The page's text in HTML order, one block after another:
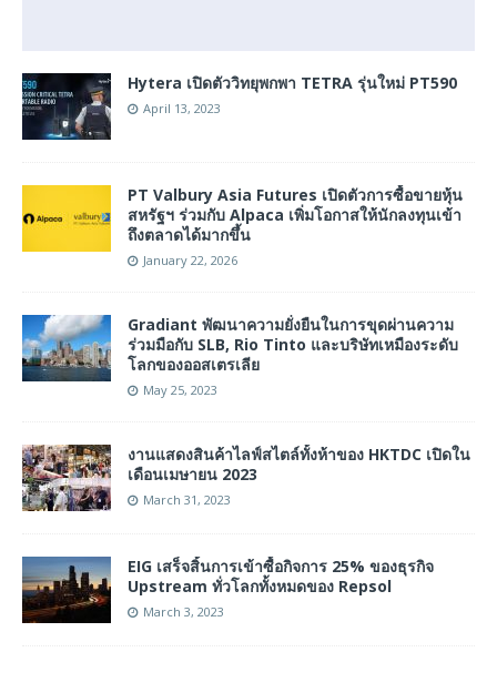
Hytera เปิดตัววิทยุพกพา TETRA รุ่นใหม่ PT590
April 13, 2023
PT Valbury Asia Futures เปิดตัวการซื้อขายหุ้น
สหรัฐฯ ร่วมกับ Alpaca เพิ่มโอกาสให้นักลงทุนเข้า
ถึงตลาดได้มากขึ้น
January 22, 2026
Gradiant พัฒนาความยั่งยืนในการขุดผ่านความ
ร่วมมือกับ SLB, Rio Tinto และบริษัทเหมืองระดับ
โลกของออสเตรเลีย
May 25, 2023
งานแสดงสินค้าไลฟ์สไตล์ทั้งห้าของ HKTDC เปิดใน
เดือนเมษายน 2023
March 31, 2023
EIG เสร็จสิ้นการเข้าซื้อกิจการ 25% ของธุรกิจ
Upstream ทั่วโลกทั้งหมดของ Repsol
March 3, 2023